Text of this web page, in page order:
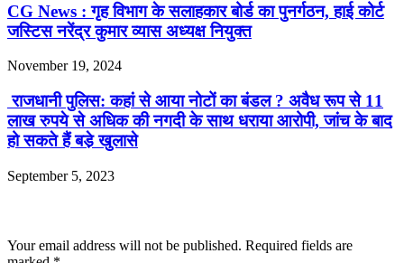
CG News : गृह विभाग के सलाहकार बोर्ड का पुनर्गठन, हाई कोर्ट
जस्टिस नरेंद्र कुमार व्यास अध्यक्ष नियुक्त
November 19, 2024
राजधानी पुलिस: कहां से आया नोटों का बंडल ? अवैध रूप से 11
लाख रुपये से अधिक की नगदी के साथ धराया आरोपी, जांच के बाद
हो सकते हैं बडे़ खुलासे
September 5, 2023
Your email address will not be published. Required fields are